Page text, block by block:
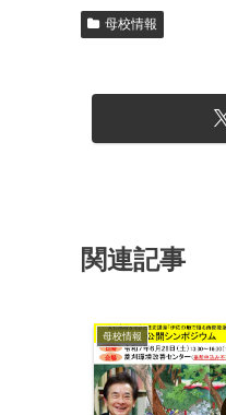
母校情報
関連記事
母校情報